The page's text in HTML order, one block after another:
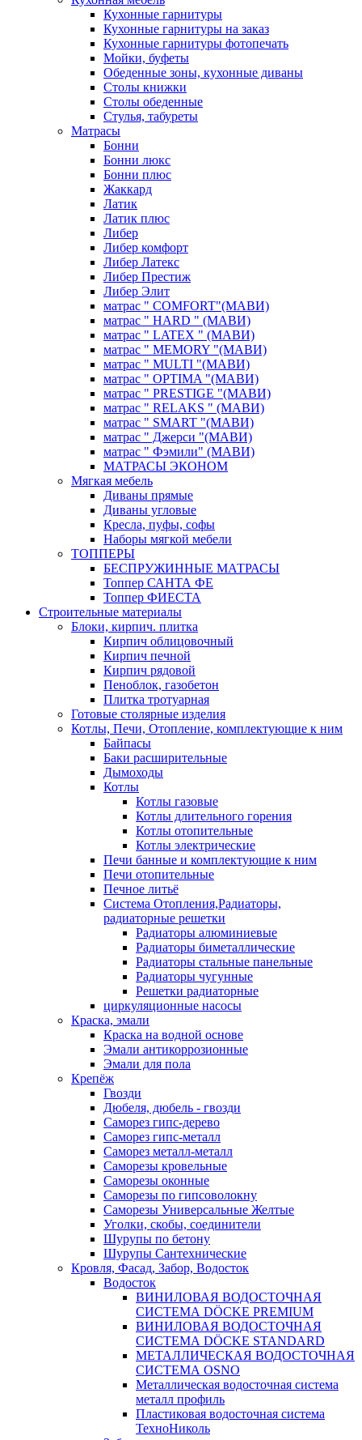
Кухонные гарнитуры
Кухонные гарнитуры на заказ
Кухонные гарнитуры фотопечать
Мойки, буфеты
Обеденные зоны, кухонные диваны
Столы книжки
Столы обеденные
Стулья, табуреты
Матрасы
Бонни
Бонни люкс
Бонни плюс
Жаккард
Латик
Латик плюс
Либер
Либер комфорт
Либер Латекс
Либер Престиж
Либер Элит
матрас " COMFORT"(МАВИ)
матрас " HARD " (МАВИ)
матрас " LATEX " (МАВИ)
матрас " MEMORY "(МАВИ)
матрас " MULTI "(МАВИ)
матрас " OPTIMA "(МАВИ)
матрас " PRESTIGE "(МАВИ)
матрас " RELAKS " (МАВИ)
матрас " SMART "(МАВИ)
матрас " Джерси "(МАВИ)
матрас " Фэмили" (МАВИ)
МАТРАСЫ ЭКОНОМ
Мягкая мебель
Диваны прямые
Диваны угловые
Кресла, пуфы, софы
Наборы мягкой мебели
ТОППЕРЫ
БЕСПРУЖИННЫЕ МАТРАСЫ
Топпер САНТА ФЕ
Топпер ФИЕСТА
Строительные материалы
Блоки, кирпич. плитка
Кирпич облицовочный
Кирпич печной
Кирпич рядовой
Пеноблок, газобетон
Плитка тротуарная
Готовые столярные изделия
Котлы, Печи, Отопление, комплектующие к ним
Байпасы
Баки расширительные
Дымоходы
Котлы
Котлы газовые
Котлы длительного горения
Котлы отопительные
Котлы электрические
Печи банные и комплектующие к ним
Печи отопительные
Печное литьё
Система Отопления,Радиаторы,
радиаторные решетки
Радиаторы алюминиевые
Радиаторы биметаллические
Радиаторы стальные панельные
Радиаторы чугунные
Решетки радиаторные
циркуляционные насосы
Краска, эмали
Краска на водной основе
Эмали антикоррозионные
Эмали для пола
Крепёж
Гвозди
Дюбеля, дюбель - гвозди
Саморез гипс-дерево
Саморез гипс-металл
Саморез металл-металл
Саморезы кровельные
Саморезы оконные
Саморезы по гипсоволокну
Саморезы Универсальные Желтые
Уголки, скобы, соединители
Шурупы по бетону
Шурупы Сантехнические
Кровля, Фасад, Забор, Водосток
Водосток
ВИНИЛОВАЯ ВОДОСТОЧНАЯ
СИСТЕМА DÖCKE PREMIUM
ВИНИЛОВАЯ ВОДОСТОЧНАЯ
СИСТЕМА DÖCKE STANDARD
МЕТАЛЛИЧЕСКАЯ ВОДОСТОЧНАЯ
СИСТЕМА OSNO
Металлическая водосточная система
металл профиль
Пластиковая водосточная система
ТехноНиколь